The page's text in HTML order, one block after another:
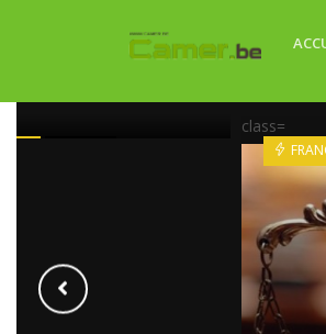
22 SAUVETAGES
class=